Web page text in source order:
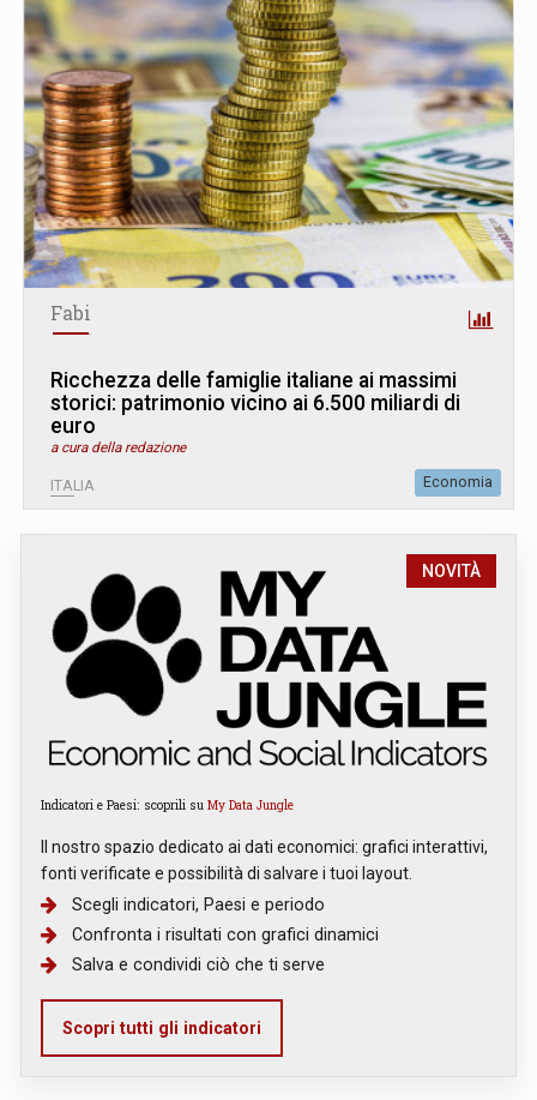
Fabi
Ricchezza delle famiglie italiane ai massimi
storici: patrimonio vicino ai 6.500 miliardi di
euro
a cura della redazione
ITALIA Economia
NOVITÀ
Indicatori e Paesi: scoprili su My Data Jungle
Il nostro spazio dedicato ai dati economici: grafici interattivi,
fonti verificate e possibilità di salvare i tuoi layout.
Scegli indicatori, Paesi e periodo
Confronta i risultati con grafici dinamici
Salva e condividi ciò che ti serve
Scopri tutti gli indicatori